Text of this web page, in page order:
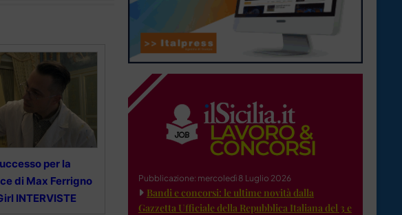
per la
di Max Ferrigno
INTERVISTE
Pubblicazione: mercoledì 8 Luglio 2026
Bandi e concorsi: le ultime novità dalla
Gazzetta Ufficiale della Repubblica Italiana del 3 e